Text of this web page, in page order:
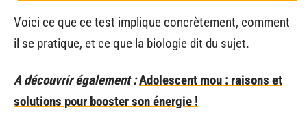
Voici ce que ce test implique concrètement, comment
il se pratique, et ce que la biologie dit du sujet.
A découvrir également :Adolescent mou : raisons et
solutions pour booster son énergie !